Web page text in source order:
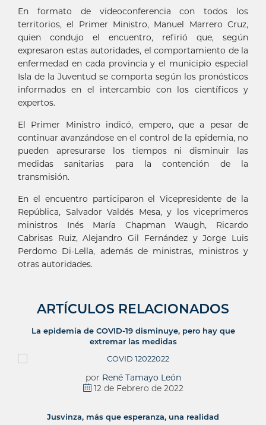
En formato de videoconferencia con todos los
territorios, el Primer Ministro, Manuel Marrero Cruz,
quien condujo el encuentro, refirió que, según
expresaron estas autoridades, el comportamiento de la
enfermedad en cada provincia y el municipio especial
Isla de la Juventud se comporta según los pronósticos
informados en el intercambio con los científicos y
expertos.
El Primer Ministro indicó, empero, que a pesar de
continuar avanzándose en el control de la epidemia, no
pueden apresurarse los tiempos ni disminuir las
medidas sanitarias para la contención de la
transmisión.
En el encuentro participaron el Vicepresidente de la
República, Salvador Valdés Mesa, y los viceprimeros
ministros Inés María Chapman Waugh, Ricardo
Cabrisas Ruiz, Alejandro Gil Fernández y Jorge Luis
Perdomo Di-Lella, además de ministras, ministros y
otras autoridades.
ARTÍCULOS RELACIONADOS
La epidemia de COVID-19 disminuye, pero hay que
extremar las medidas
por René Tamayo León
12 de Febrero de 2022
Jusvinza, más que esperanza, una realidad